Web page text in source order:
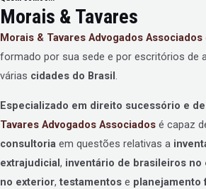
Morais & Tavares
Morais & Tavares Advogados Associados
formado por sua sede e por escritórios de
várias cidades do Brasil.
Especializado em direito sucessório e
Tavares Advogados Associados é capaz
consultoria em questões relativas a
extrajudicial, inventário de brasileiros
no exterior, testamentos e planejamento